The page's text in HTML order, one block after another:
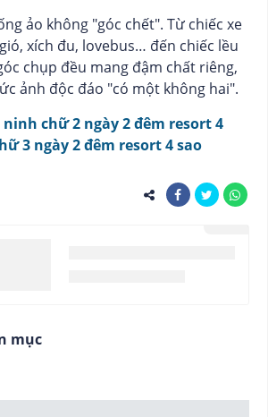
ảo không "góc chết". Từ chiếc xe
xích đu, lovebus… đến chiếc lều
chụp đều mang đậm chất riêng,
ảnh độc đáo "có một không hai".
chữ 2 ngày 2 đêm resort 4
3 ngày 2 đêm resort 4 sao
mục